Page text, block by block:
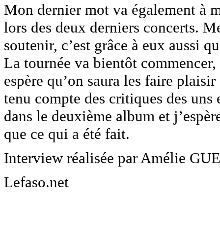
Mon dernier mot va également à
lors des deux derniers concerts.
soutenir, c’est grâce à eux aussi
La tournée va bientôt
espère qu’on saura les faire
tenu compte des critiques des
dans le deuxième album et
que ce qui a été fait.
Interview réalisée par Amélie
Lefaso.net